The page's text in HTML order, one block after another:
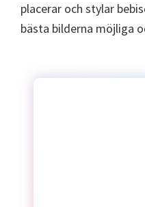
placerar och stylar
bästa bilderna möjliga